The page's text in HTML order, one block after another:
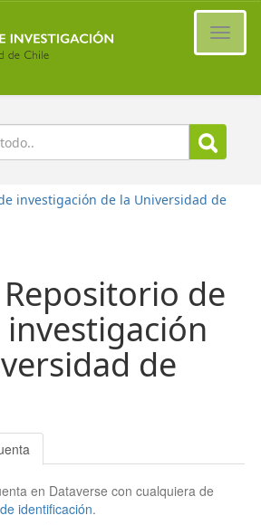
investigación de la Universidad de
de
de
en Dataverse con cualquiera de
identificación.